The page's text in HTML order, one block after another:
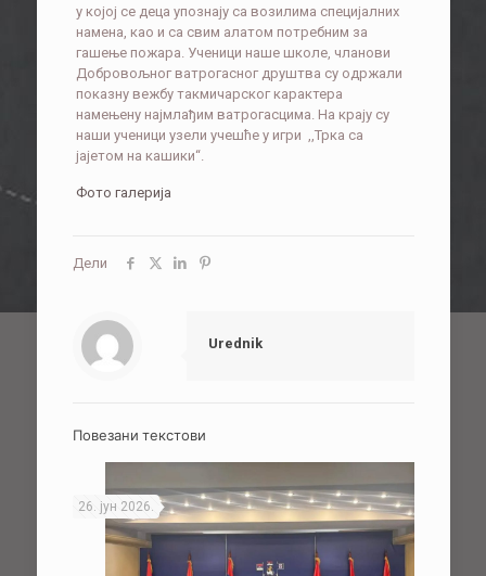
у којој се деца упознају са возилима специјалних
намена, као и са свим алатом потребним за
гашење пожара. Ученици наше школе, чланови
Добровољног ватрогасног друштва су одржали
показну вежбу такмичарског карактера
намењену најмлађим ватрогасцима. На крају су
наши ученици узели учешће у игри ,,Трка са
јајетом на кашики“.
Фото галерија
Дели
Urednik
Повезани текстови
26. јун 2026.